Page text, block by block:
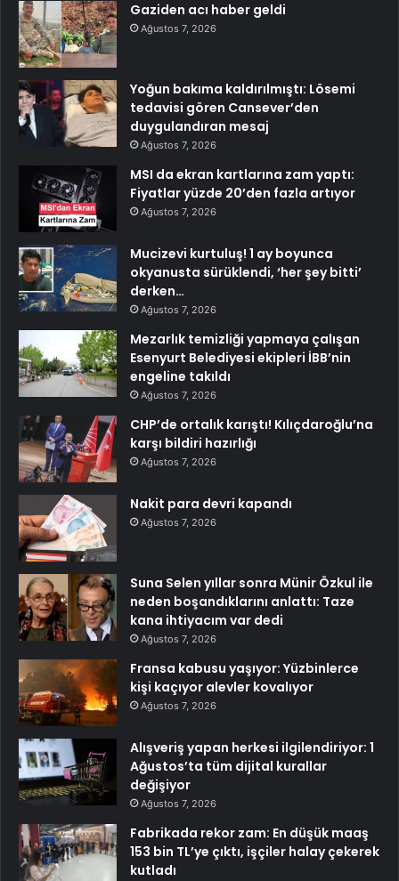
Gaziden acı haber geldi
Ağustos 7, 2026
Yoğun bakıma kaldırılmıştı: Lösemi
tedavisi gören Cansever’den
duygulandıran mesaj
Ağustos 7, 2026
MSI da ekran kartlarına zam yaptı:
Fiyatlar yüzde 20’den fazla artıyor
Ağustos 7, 2026
Mucizevi kurtuluş! 1 ay boyunca
okyanusta sürüklendi, ‘her şey bitti’
derken…
Ağustos 7, 2026
Mezarlık temizliği yapmaya çalışan
Esenyurt Belediyesi ekipleri İBB’nin
engeline takıldı
Ağustos 7, 2026
CHP’de ortalık karıştı! Kılıçdaroğlu’na
karşı bildiri hazırlığı
Ağustos 7, 2026
Nakit para devri kapandı
Ağustos 7, 2026
Suna Selen yıllar sonra Münir Özkul ile
neden boşandıklarını anlattı: Taze
kana ihtiyacım var dedi
Ağustos 7, 2026
Fransa kabusu yaşıyor: Yüzbinlerce
kişi kaçıyor alevler kovalıyor
Ağustos 7, 2026
Alışveriş yapan herkesi ilgilendiriyor: 1
Ağustos’ta tüm dijital kurallar
değişiyor
Ağustos 7, 2026
Fabrikada rekor zam: En düşük maaş
153 bin TL’ye çıktı, işçiler halay çekerek
kutladı